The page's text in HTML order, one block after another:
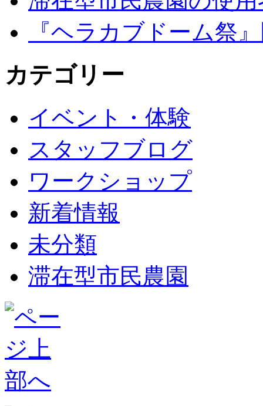
『ヘラカブドーム祭
カテゴリー
イベント・体験
スタッフブログ
ワークショップ
新着情報
未分類
滞在型市民農園